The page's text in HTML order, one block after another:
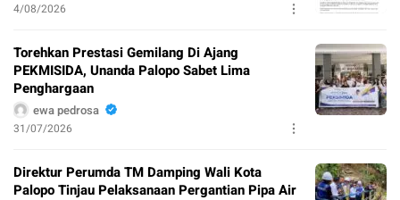
4/08/2026
Torehkan Prestasi Gemilang Di Ajang
PEKMISIDA, Unanda Palopo Sabet Lima
Penghargaan
ewa pedrosa
31/07/2026
Direktur Perumda TM Damping Wali Kota
Palopo Tinjau Pelaksanaan Pergantian Pipa Air